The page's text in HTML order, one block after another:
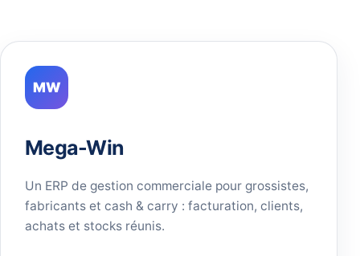
MW
Mega-Win
Un ERP de gestion commerciale pour grossistes,
fabricants et cash & carry : facturation, clients,
achats et stocks réunis.